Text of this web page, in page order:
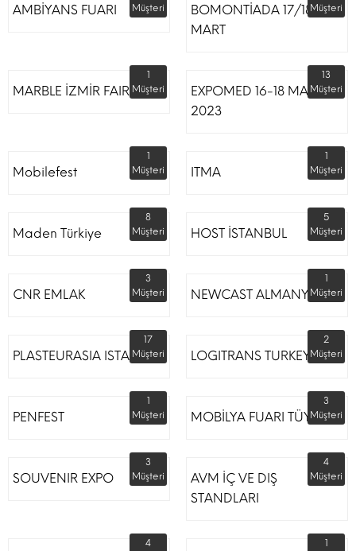
AMBİYANS FUARI
Müşteri
BOMONTİADA 17/18
MART
Müşteri
MARBLE İZMİR FAIR
1
Müşteri
EXPOMED 16-18 MART
2023
13
Müşteri
Mobilefest
1
Müşteri
ITMA
1
Müşteri
Maden Türkiye
8
Müşteri
HOST İSTANBUL
5
Müşteri
CNR EMLAK
3
Müşteri
NEWCAST ALMANYA
1
Müşteri
PLASTEURASIA ISTANBUL
17
Müşteri
LOGITRANS TURKEY
2
Müşteri
PENFEST
1
Müşteri
MOBİLYA FUARI TÜYAP
3
Müşteri
SOUVENIR EXPO
3
Müşteri
AVM İÇ VE DIŞ
STANDLARI
4
Müşteri
4
1